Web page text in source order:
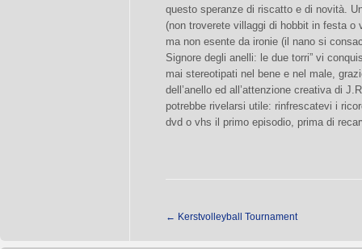
questo speranze di riscatto e di novità.
(non troverete villaggi di hobbit in festa
ma non esente da ironie (il nano si
Signore degli anelli: le due torri” vi
mai stereotipati nel bene e nel male,
dell’anello ed all’attenzione creativa di
potrebbe rivelarsi utile: rinfrescatevi i
dvd o vhs il primo episodio, prima di
← Kerstvolleyball Tournament